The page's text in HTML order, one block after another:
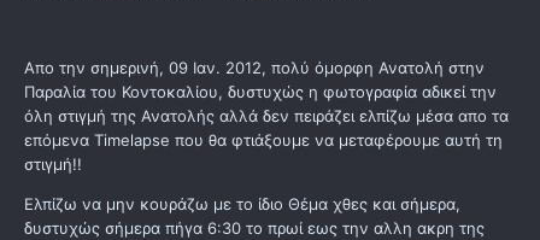
Απο την σημερινή, 09 Ιαν. 2012, πολύ όμορφη Ανατολή στην
Παραλία του Κοντοκαλίου, δυστυχώς η φωτογραφία αδικεί την
όλη στιγμή της Ανατολής αλλά δεν πειράζει ελπίζω μέσα απο τα
επόμενα Timelapse που θα φτιάξουμε να μεταφέρουμε αυτή τη
στιγμή!!
Ελπίζω να μην κουράζω με το ίδιο Θέμα χθες και σήμερα,
δυστυχώς σήμερα πήγα 6:30 το πρωί εως την αλλη ακρη της